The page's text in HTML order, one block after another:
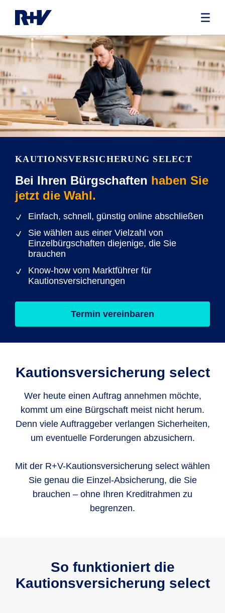
KAUTIONSVERSICHERUNG SELECT
Bei Ihren Bürgschaften haben Sie
jetzt die Wahl.
Einfach, schnell, günstig online abschließen
Sie wählen aus einer Vielzahl von
Einzelbürgschaften diejenige, die Sie
brauchen
Know-how vom Marktführer für
Kautionsversicherungen
Termin vereinbaren
Kautions­versicherung select
Wer heute einen Auftrag annehmen möchte,
kommt um eine Bürgschaft meist nicht herum.
Denn viele Auftraggeber verlangen Sicherheiten,
um eventuelle Forderungen abzusichern.
Mit der R+V-Kautionsversicherung select wählen
Sie genau die Einzel-Absicherung, die Sie
brauchen – ohne Ihren Kreditrahmen zu
begrenzen.
So funktioniert die
Kautionsversicherung select